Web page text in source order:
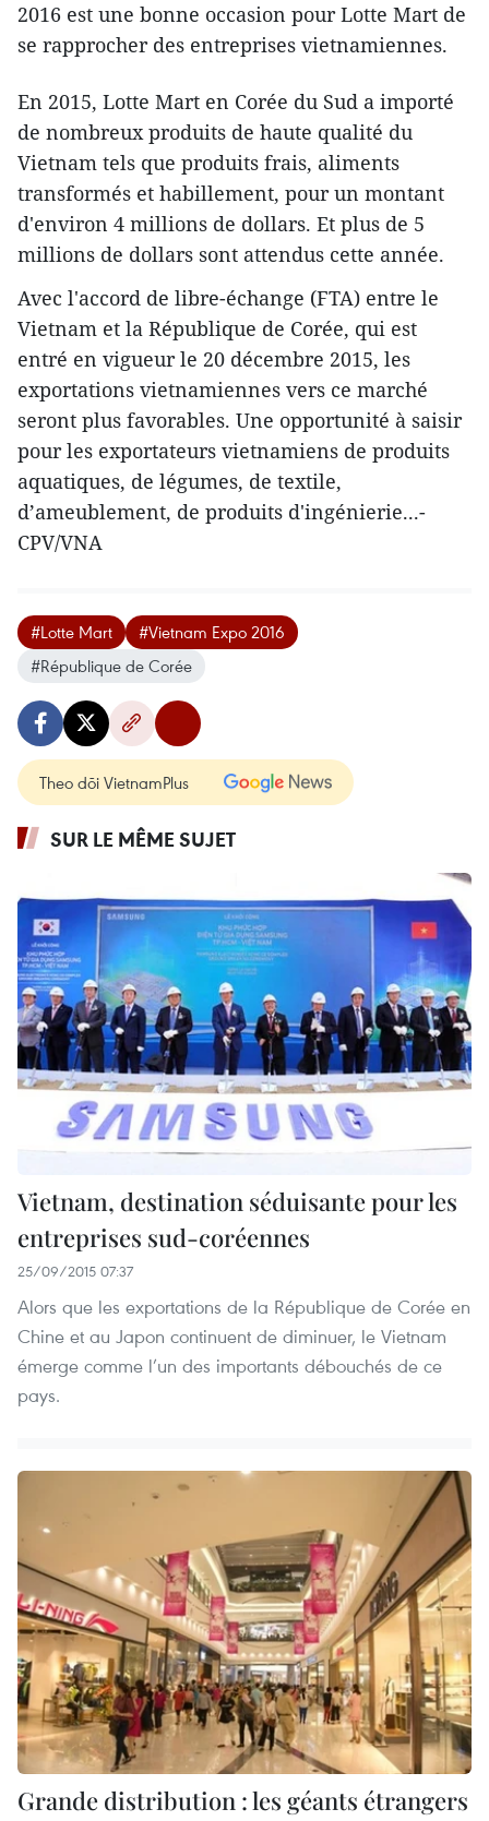
2016 est une bonne occasion pour Lotte Mart de
se rapprocher des entreprises vietnamiennes.
En 2015, Lotte Mart en Corée du Sud a importé
de nombreux produits de haute qualité du
Vietnam tels que produits frais, aliments
transformés et habillement, pour un montant
d'environ 4 millions de dollars. Et plus de 5
millions de dollars sont attendus cette année.
Avec l'accord de libre-échange (FTA) entre le
Vietnam et la République de Corée, qui est
entré en vigueur le 20 décembre 2015, les
exportations vietnamiennes vers ce marché
seront plus favorables. Une opportunité à saisir
pour les exportateurs vietnamiens de produits
aquatiques, de légumes, de textile,
d’ameublement, de produits d'ingénierie...-
CPV/VNA
#Lotte Mart
#Vietnam Expo 2016
#République de Corée
Theo dõi VietnamPlus
SUR LE MÊME SUJET
Vietnam, destination séduisante pour les
entreprises sud-coréennes
25/09/2015 07:37
Alors que les exportations de la République de Corée en
Chine et au Japon continuent de diminuer, le Vietnam
émerge comme l’un des importants débouchés de ce
pays.
Grande distribution : les géants étrangers